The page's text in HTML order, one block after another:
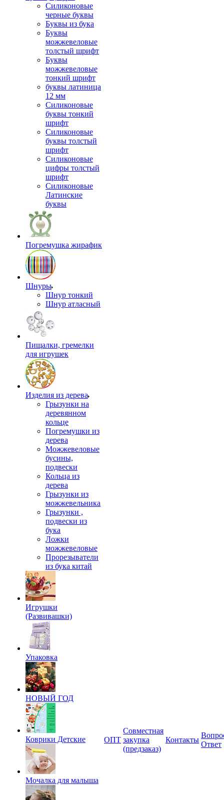
Силиконовые
черные буквы
Буквы из бука
Буквы
можжевеловые
толстый шрифт
Буквы
можжевеловые
тонкий шрифт
буквы латиница
12 мм
Силиконовые
буквы тонкий
шрифт
Силиконовые
буквы толстый
шрифт
Силиконовые
цифры толстый
шрифт
Силиконовые
Латинские
буквы
Погремушка жирафик
Шнуры
Шнур тонкий
Шнур атласный
Пищалки, гремелки
для игрушек
Изделия из дерева
Грызунки на
деревянном
кольце
Погремушки из
дерева
Можжевеловые
бусины,
подвески
Кольца из
дерева
Грызунки из
можжевельника
Грызунки ,
подвески из
бука
Ложки
можжевеловые
Прорезыватели
из бука китай
Игрушки
(Развивашки)
Упаковка
НОВЫЙ ГОД
Коврики Детские
Мочалка для малыша
ОПТ
Совместная
закупка
(предзаказ)
Контакты
Ответ